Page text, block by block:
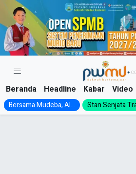
Skip
content
Beranda Headline Kabar Video
Bersama Mudeba, Al... Stan Senjata